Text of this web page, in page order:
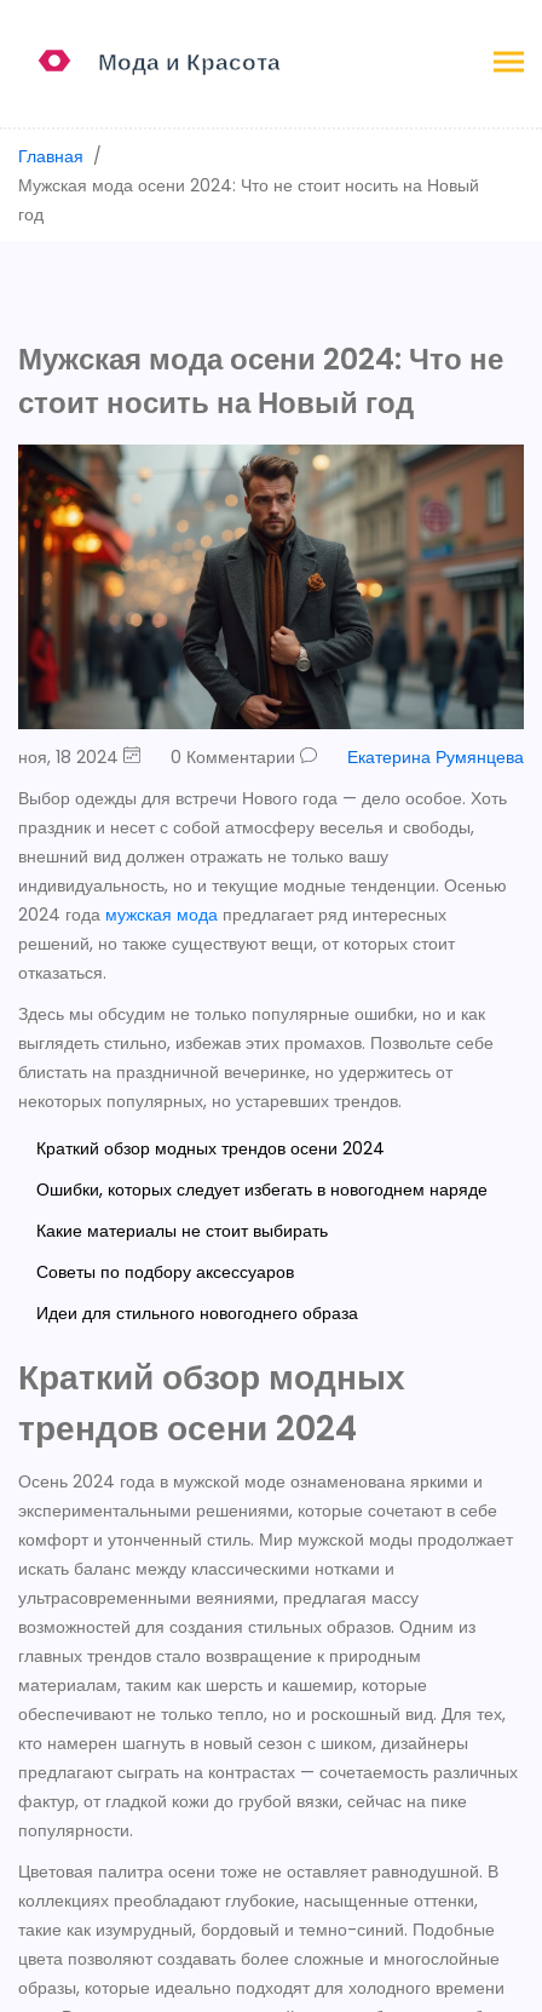
Главная
Мужская мода осени 2024: Что не стоит носить на Новый
год
Мужская мода осени 2024: Что не
стоит носить на Новый год
ноя, 18 2024 0 Комментарии
Екатерина Румянцева
Выбор одежды для встречи Нового года — дело особое. Хоть
праздник и несет с собой атмосферу веселья и свободы,
внешний вид должен отражать не только вашу
индивидуальность, но и текущие модные тенденции. Осенью
2024 года мужская мода предлагает ряд интересных
решений, но также существуют вещи, от которых стоит
отказаться.
Здесь мы обсудим не только популярные ошибки, но и как
выглядеть стильно, избежав этих промахов. Позвольте себе
блистать на праздничной вечеринке, но удержитесь от
некоторых популярных, но устаревших трендов.
Краткий обзор модных трендов осени 2024
Ошибки, которых следует избегать в новогоднем наряде
Какие материалы не стоит выбирать
Советы по подбору аксессуаров
Идеи для стильного новогоднего образа
Краткий обзор модных
трендов осени 2024
Осень 2024 года в мужской моде ознаменована яркими и
экспериментальными решениями, которые сочетают в себе
комфорт и утонченный стиль. Мир мужской моды продолжает
искать баланс между классическими нотками и
ультрасовременными веяниями, предлагая массу
возможностей для создания стильных образов. Одним из
главных трендов стало возвращение к природным
материалам, таким как шерсть и кашемир, которые
обеспечивают не только тепло, но и роскошный вид. Для тех,
кто намерен шагнуть в новый сезон с шиком, дизайнеры
предлагают сыграть на контрастах — сочетаемость различных
фактур, от гладкой кожи до грубой вязки, сейчас на пике
популярности.
Цветовая палитра осени тоже не оставляет равнодушной. В
коллекциях преобладают глубокие, насыщенные оттенки,
такие как изумрудный, бордовый и темно-синий. Подобные
цвета позволяют создавать более сложные и многослойные
образы, которые идеально подходят для холодного времени